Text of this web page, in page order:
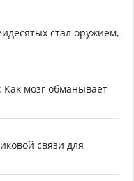
стал оружием,
Как мозг обманывает
связи для